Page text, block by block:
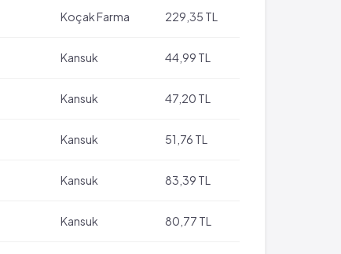
Koçak Farma 229,35 TL
Kansuk 44,99 TL
Kansuk 47,20 TL
Kansuk 51,76 TL
Kansuk 83,39 TL
Kansuk 80,77 TL